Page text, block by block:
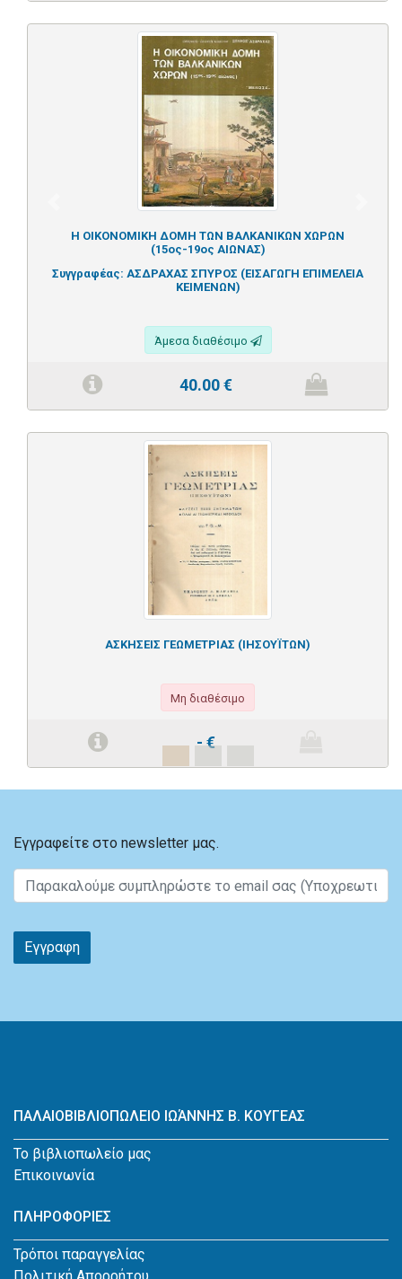
Η ΟΙΚΟΝΟΜΙΚΗ ΔΟΜΗ ΤΩΝ ΒΑΛΚΑΝΙΚΩΝ ΧΩΡΩΝ
(15ος-19ος ΑΙΩΝΑΣ)
Συγγραφέας: ΑΣΔΡΑΧΑΣ ΣΠΥΡΟΣ (ΕΙΣΑΓΩΓΗ ΕΠΙΜΕΛΕΙΑ
ΚΕΙΜΕΝΩΝ)
Άμεσα διαθέσιμο
40.00€
ΑΣΚΗΣΕΙΣ ΓΕΩΜΕΤΡΙΑΣ (ΙΗΣΟΥΪΤΩΝ)
Μη διαθέσιμο
- €
Εγγραφείτε στο newsletter μας.
Εγγραφη
ΠΑΛΑΙΟΒΙΒΛΙΟΠΩΛΕΙΟ ΙΩΆΝΝΗΣ Β. ΚΟΥΓΕΑΣ
Το βιβλιοπωλείο μας
Επικοινωνία
ΠΛΗΡΟΦΟΡΙΕΣ
Τρόποι παραγγελίας